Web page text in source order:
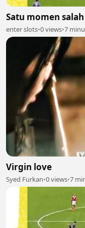
Satu momen
enter slots•0 views•7
Virgin love
Syed Furkan•0 views•7